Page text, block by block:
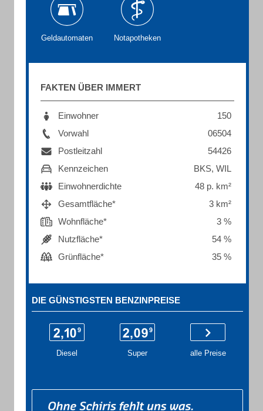
Geldautomaten Notapotheken
FAKTEN ÜBER IMMERT
Einwohner
150
Vorwahl
06504
Postleitzahl
54426
Kennzeichen
BKS, WIL
Einwohnerdichte
48 p. km²
Gesamtfläche*
3 km²
Wohnfläche*
3 %
Nutzfläche*
54 %
Grünfläche*
35 %
DIE GÜNSTIGSTEN BENZINPREISE
Diesel Super alle Preise